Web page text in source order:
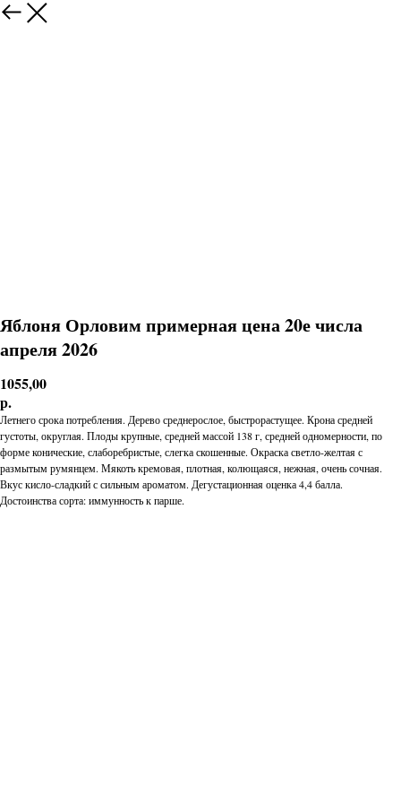
Яблоня Орловим примерная цена 20е числа
апреля 2026
1055,00
р.
Летнего срока потребления. Дерево среднерослое, быстрорастущее. Крона средней
густоты, округлая. Плоды крупные, средней массой 138 г, средней одномерности, по
форме конические, слаборебристые, слегка скошенные. Окраска светло-желтая с
размытым румянцем. Мякоть кремовая, плотная, колющаяся, нежная, очень сочная.
Вкус кисло-сладкий с сильным ароматом. Дегустационная оценка 4,4 балла.
Достоинства сорта: иммунность к парше.